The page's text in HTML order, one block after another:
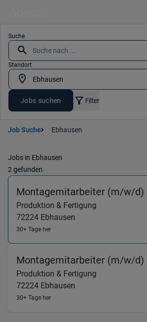
Suche
Standort
Jobs suchen Filter
Job Suche Ebhausen
Jobs in Ebhausen
2 gefunden
Montagemitarbeiter (m/w/d)
Produktion & Fertigung
72224 Ebhausen
30+ Tage her
Montagemitarbeiter (m/w/d)
Produktion & Fertigung
72224 Ebhausen
30+ Tage her